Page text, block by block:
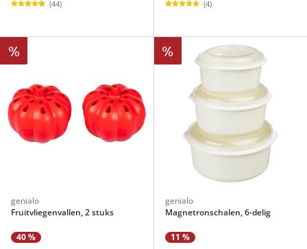
(44) (4)
%
genialo
Fruitvliegenvallen, 2 stuks
40 %
%
genialo
Magnetronschalen, 6-delig
11 %